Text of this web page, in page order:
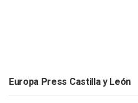
Europa Press Castilla y León